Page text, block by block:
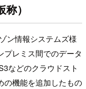
）
ン情報システムズ様
プレミス間でのデータ
などのクラウドスト
の機能を追加したもの